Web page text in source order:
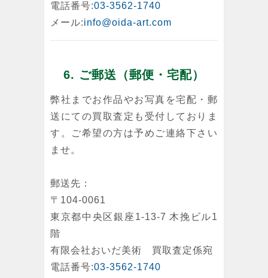
電話番号:03-3562-1740
メール:info@oida-art.com
6. ご郵送（郵便・宅配）
弊社までお作品やお写真を宅配・郵
送にての買取査定も受付しておりま
す。ご希望の方は予めご連絡下さい
ませ。
郵送先：
〒104-0061
東京都中央区銀座1-13-7 木挽ビル1
階
有限会社おいだ美術 買取査定係宛
電話番号:03-3562-1740